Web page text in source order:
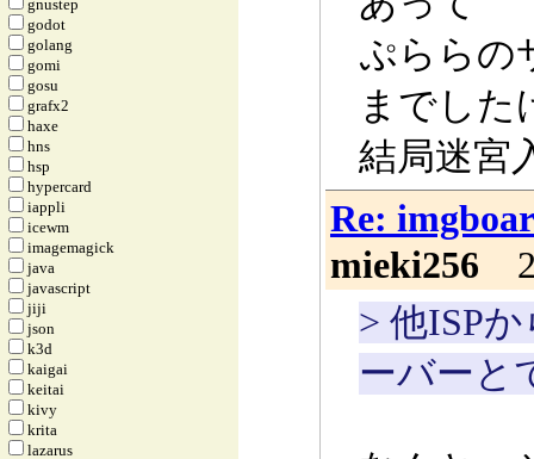
ぷららの
までした
結局迷宮
Re:
mieki256
> 他ISP
ーバーと
gnustep
godot
golang
gomi
gosu
grafx2
haxe
hns
hsp
hypercard
iappli
icewm
imagemagick
java
javascript
jiji
json
k3d
kaigai
keitai
kivy
krita
lazarus